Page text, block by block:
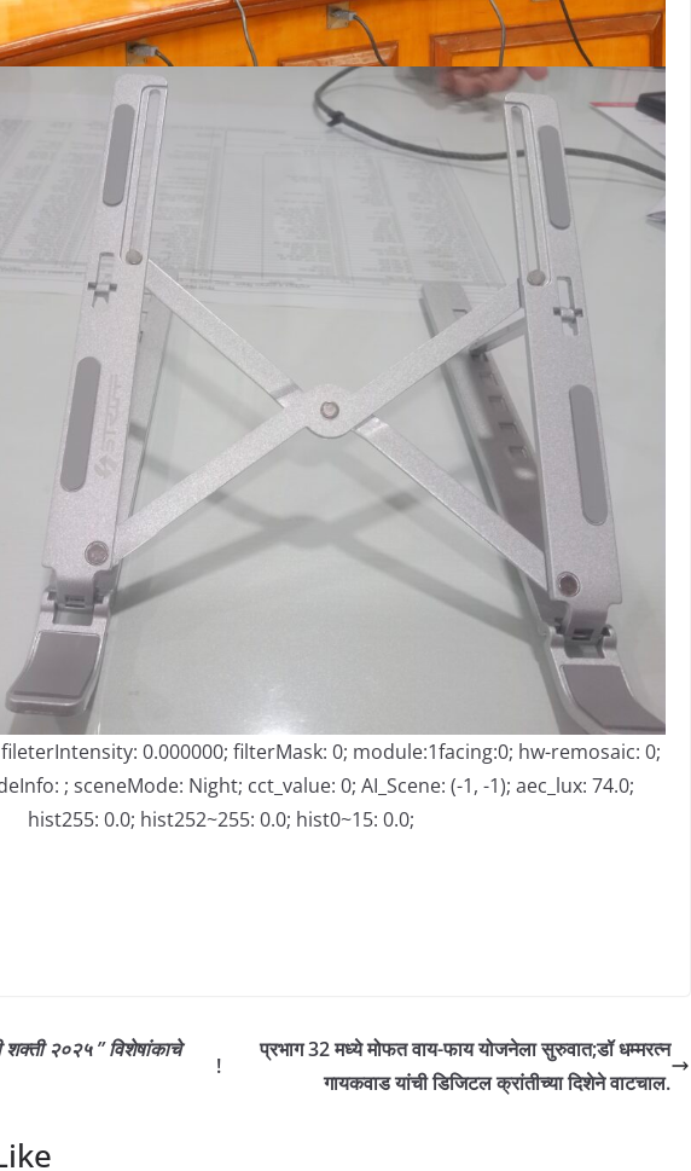
0.000000; filterMask: 0; module:1facing:0; hw-remosaic: 0;
; sceneMode: Night; cct_value: 0; AI_Scene: (-1, -1); aec_lux: 74.0;
hist255: 0.0; hist252~255: 0.0; hist0~15: 0.0;
शक्ती २०२५ ” विशेषांकाचे
!
प्रभाग 32 मध्ये मोफत वाय-फाय योजनेला सुरुवात;डॉ धम्मरत्न
गायकवाड यांची डिजिटल क्रांतीच्या दिशेने वाटचाल.